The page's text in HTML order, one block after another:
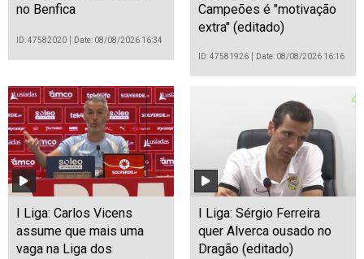
no Benfica
ID: 47582020 Date: 08/08/2026 16:34
Campeões é "motivação
extra" (editado)
ID: 47581926 Date: 08/08/2026 16:16
I Liga: Carlos Vicens
assume que mais uma
vaga na Liga dos
I Liga: Sérgio Ferreira
quer Alverca ousado no
Dragão (editado)